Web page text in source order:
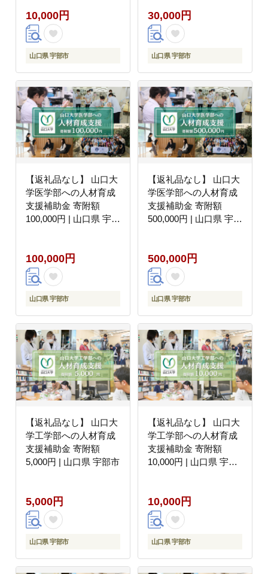
10,000円
山口県 宇部市
30,000円
山口県 宇部市
【返礼品なし】 山口大
学医学部への人材育成
支援補助金 寄附額
100,000円 | 山口県 宇部
100,000円
山口県 宇部市
【返礼品なし】 山口大
学医学部への人材育成
支援補助金 寄附額
500,000円 | 山口県 宇部
500,000円
山口県 宇部市
【返礼品なし】 山口大
学工学部への人材育成
支援補助金 寄附額
5,000円 | 山口県 宇部市
5,000円
山口県 宇部市
【返礼品なし】 山口大
学工学部への人材育成
支援補助金 寄附額
10,000円 | 山口県 宇部
10,000円
山口県 宇部市